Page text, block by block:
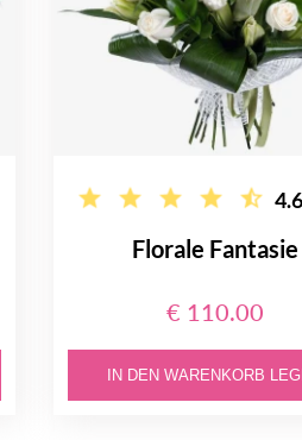
4.6
Florale Fantasie
€ 110.00
IN DEN WARENKORB